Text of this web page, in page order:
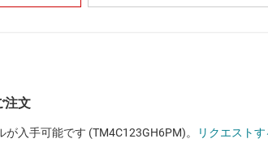
注文
が入手可能です (TM4C123GH6PM)。 リクエストす